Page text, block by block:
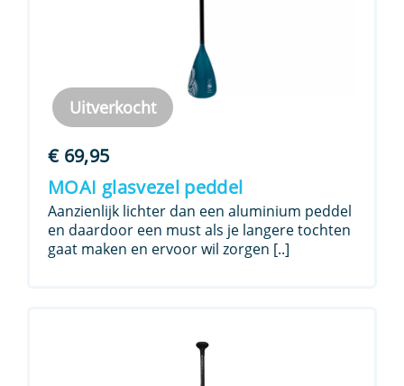
Uitverkocht
€69,95
MOAI glasvezel peddel
Aanzienlijk lichter dan een aluminium peddel
en daardoor een must als je langere tochten
gaat maken en ervoor wil zorgen [..]